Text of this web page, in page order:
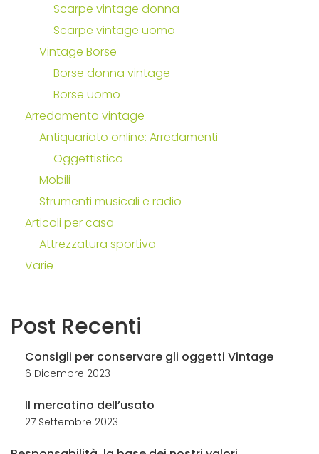
Scarpe vintage donna
Scarpe vintage uomo
Vintage Borse
Borse donna vintage
Borse uomo
Arredamento vintage
Antiquariato online: Arredamenti
Oggettistica
Mobili
Strumenti musicali e radio
Articoli per casa
Attrezzatura sportiva
Varie
Post Recenti
Consigli per conservare gli oggetti Vintage
6 Dicembre 2023
Il mercatino dell’usato
27 Settembre 2023